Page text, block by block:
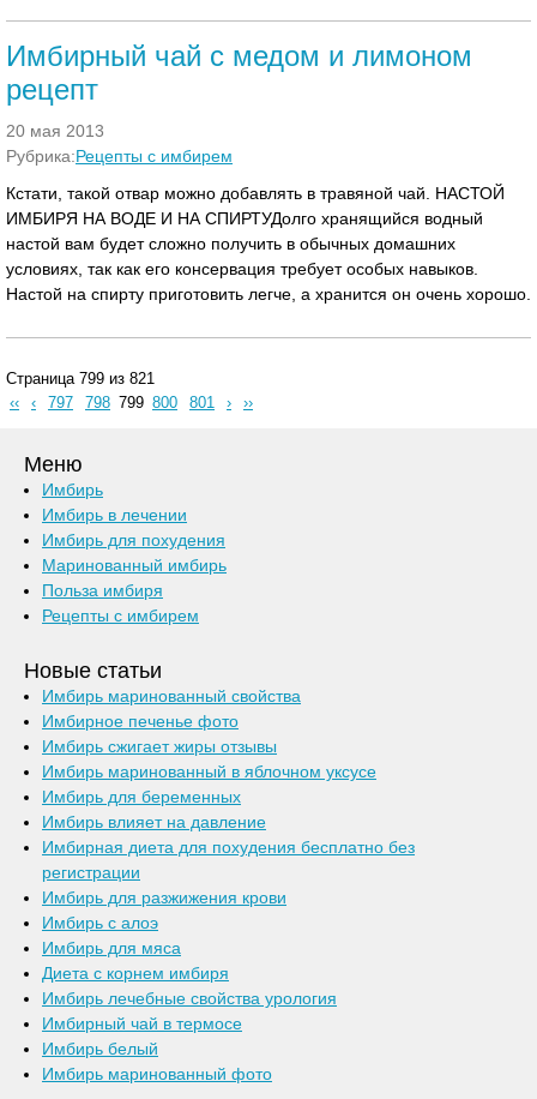
Имбирный чай с медом и лимоном
рецепт
20 мая 2013
Рубрика:Рецепты с имбирем
Кстати, такой отвар можно добавлять в травяной чай. НАСТОЙ
ИМБИРЯ НА ВОДЕ И НА СПИРТУДолго хранящийся водный
настой вам будет сложно получить в обычных домашних
условиях, так как его консервация требует особых навыков.
Настой на спирту приготовить легче, а хранится он очень хорошо.
Страница 799 из 821
‹‹
‹ 797 798 799 800 801 › ››
Меню
Имбирь
Имбирь в лечении
Имбирь для похудения
Маринованный имбирь
Польза имбиря
Рецепты с имбирем
Новые статьи
Имбирь маринованный свойства
Имбирное печенье фото
Имбирь сжигает жиры отзывы
Имбирь маринованный в яблочном уксусе
Имбирь для беременных
Имбирь влияет на давление
Имбирная диета для похудения бесплатно без
регистрации
Имбирь для разжижения крови
Имбирь с алоэ
Имбирь для мяса
Диета с корнем имбиря
Имбирь лечебные свойства урология
Имбирный чай в термосе
Имбирь белый
Имбирь маринованный фото